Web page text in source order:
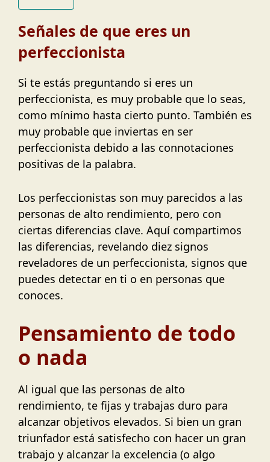
Señales de que eres un
perfeccionista
Si te estás preguntando si eres un
perfeccionista, es muy probable que lo seas,
como mínimo hasta cierto punto. También es
muy probable que inviertas en ser
perfeccionista debido a las connotaciones
positivas de la palabra.
Los perfeccionistas son muy parecidos a las
personas de alto rendimiento, pero con
ciertas diferencias clave. Aquí compartimos
las diferencias, revelando diez signos
reveladores de un perfeccionista, signos que
puedes detectar en ti o en personas que
conoces.
Pensamiento de todo
o nada
Al igual que las personas de alto
rendimiento, te fijas y trabajas duro para
alcanzar objetivos elevados. Si bien un gran
triunfador está satisfecho con hacer un gran
trabajo y alcanzar la excelencia (o algo